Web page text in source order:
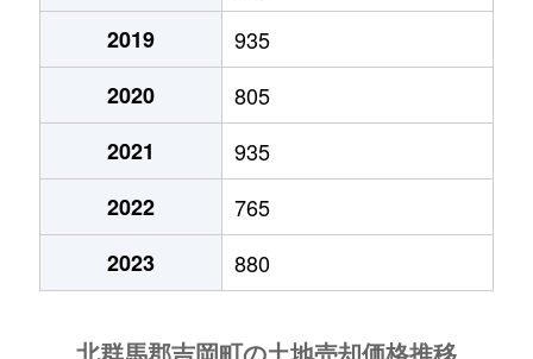
2019
935
2020
805
2021
935
2022
765
2023
880